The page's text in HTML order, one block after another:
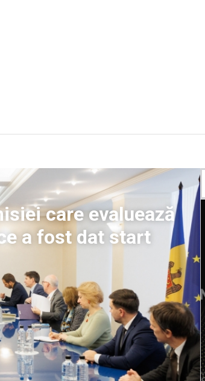
care evaluează
a fost dat start